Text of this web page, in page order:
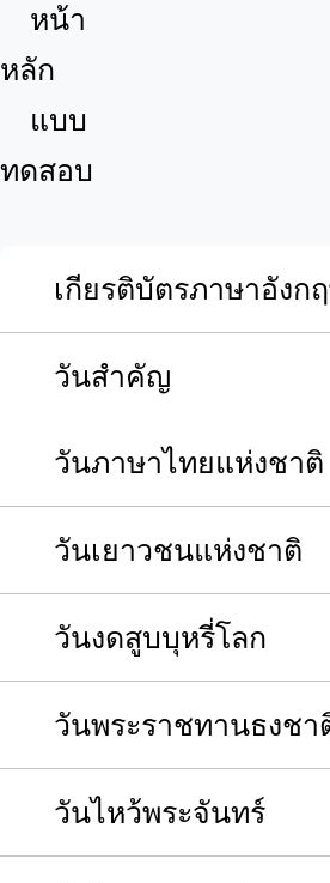
หน้า
หลัก
แบบ
ทดสอบ
เกียรติบัตรภาษาอังก
วันสำคัญ
วันภาษาไทยแห่งชาติ
วันเยาวชนแห่งชาติ
วันงดสูบบุหรี่โลก
วันพระราชทานธงชา
วันไหว้พระจันทร์​